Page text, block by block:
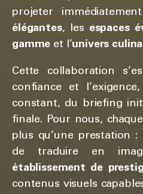
projeter
élégantes, les espaces
gamme et l’univers
Cette collaboration
confiance et
constant, du briefing
finale. Pour nous,
plus qu’une prestation
de traduire en
établissement de
contenus visuels